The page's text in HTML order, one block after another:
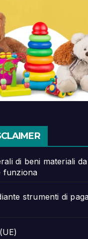
di beni materiali
funziona
strumenti di